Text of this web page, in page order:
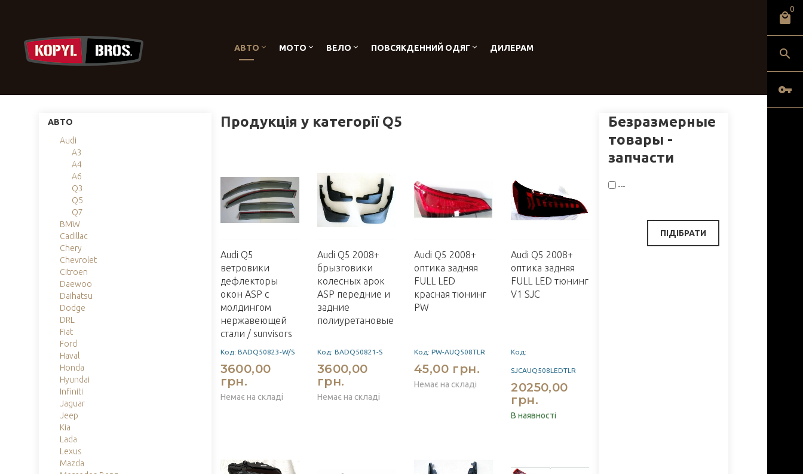
0
АВТО МОТО ВЕЛО ПОВСЯКДЕННИЙ ОДЯГ ДИЛЕРАМ
АВТО
Audi
A3
A4
A6
Q3
Q5
Q7
BMW
Cadillac
Chery
Chevrolet
Citroen
Daewoo
Daihatsu
Dodge
DRL
Fiat
Ford
Haval
Honda
Hyundai
Infiniti
Jaguar
Jeep
Kia
Lada
Lexus
Mazda
Продукція у категорії Q5
Audi Q5
ветровики
дефлекторы
окон ASP с
молдингом
нержавеющей
стали / sunvisors
Код: BADQ50823-W/S
3600,00
грн.
Немає на складі
Audi Q5 2008+
брызговики
колесных арок
ASP передние и
задние
полиуретановые
Код: BADQ50821-S
3600,00
грн.
Немає на складі
Audi Q5 2008+
оптика задняя
FULL LED
красная тюнинг
PW
Код: PW-AUQ508TLR
45,00 грн.
Немає на складі
Audi Q5 2008+
оптика задняя
FULL LED тюнинг
V1 SJC
Код:
SJCAUQ508LEDTLR
20250,00
грн.
В наявності
Безразмерные
товары -
запчасти
---